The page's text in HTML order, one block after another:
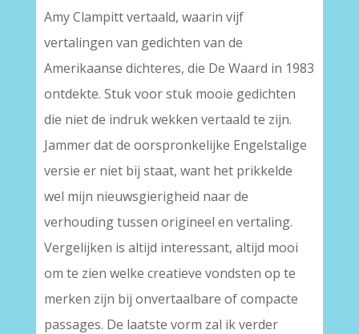
Amy Clampitt vertaald, waarin vijf
vertalingen van gedichten van de
Amerikaanse dichteres, die De Waard in 1983
ontdekte. Stuk voor stuk mooie gedichten
die niet de indruk wekken vertaald te zijn.
Jammer dat de oorspronkelijke Engelstalige
versie er niet bij staat, want het prikkelde
wel mijn nieuwsgierigheid naar de
verhouding tussen origineel en vertaling.
Vergelijken is altijd interessant, altijd mooi
om te zien welke creatieve vondsten op te
merken zijn bij onvertaalbare of compacte
passages. De laatste vorm zal ik verder